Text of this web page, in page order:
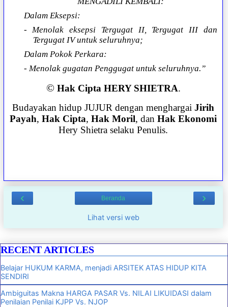
Dalam Eksepsi:
- Menolak eksepsi Tergugat II, Tergugat III dan
Tergugat IV untuk seluruhnya;
Dalam Pokok Perkara:
- Menolak gugatan Penggugat untuk seluruhnya.”
© Hak Cipta HERY SHIETRA.
Budayakan hidup JUJUR dengan menghargaiJirih
Payah,Hak Cipta,Hak Moril, danHak Ekonomi
Hery Shietra selaku Penulis.
‹ ›
Beranda
Lihat versi web
RECENT ARTICLES
Belajar HUKUM KARMA, menjadi ARSITEK ATAS HIDUP KITA
SENDIRI
Ambiguitas Makna HARGA PASAR Vs. NILAI LIKUIDASI dalam
Penilaian Penilai KJPP Vs. NJOP